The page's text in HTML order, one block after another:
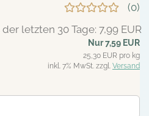
0
letzten 30 Tage: 7,99 EUR
Nur 7,59 EUR
25,30 EUR pro kg
inkl. 7% MwSt. zzgl. Versand